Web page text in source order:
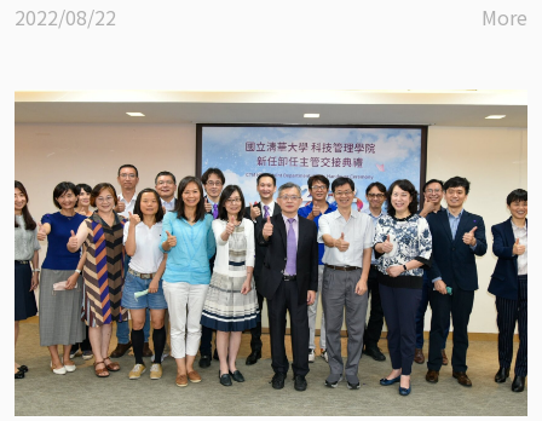
2022/08/22 More